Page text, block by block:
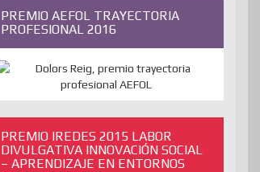
PREMIO AEFOL TRAYECTORIA
PROFESIONAL 2016
PREMIO IREDES 2015 LABOR
DIVULGATIVA INNOVACIÓN SOCIAL
– APRENDIZAJE EN ENTORNOS